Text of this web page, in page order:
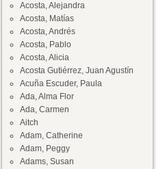
Acosta, Alejandra
Acosta, Matías
Acosta, Andrés
Acosta, Pablo
Acosta, Alicia
Acosta Gutiérrez, Juan Agustín
Acuña Escuder, Paula
Ada, Alma Flor
Ada, Carmen
Aitch
Adam, Catherine
Adam, Peggy
Adams, Susan